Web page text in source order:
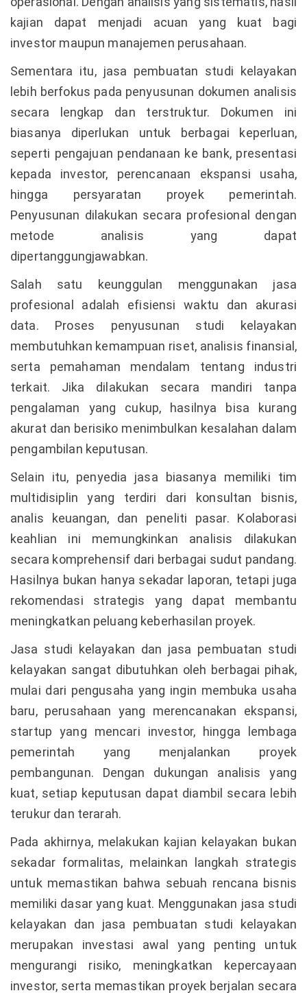
kajian dapat menjadi acuan yang kuat bagi
investor maupun manajemen perusahaan.
Sementara itu, jasa pembuatan studi kelayakan
lebih berfokus pada penyusunan dokumen analisis
secara lengkap dan terstruktur. Dokumen ini
biasanya diperlukan untuk berbagai keperluan,
seperti pengajuan pendanaan ke bank, presentasi
kepada investor, perencanaan ekspansi usaha,
hingga persyaratan proyek pemerintah.
Penyusunan dilakukan secara profesional dengan
metode analisis yang dapat
dipertanggungjawabkan.
Salah satu keunggulan menggunakan jasa
profesional adalah efisiensi waktu dan akurasi
data. Proses penyusunan studi kelayakan
membutuhkan kemampuan riset, analisis finansial,
serta pemahaman mendalam tentang industri
terkait. Jika dilakukan secara mandiri tanpa
pengalaman yang cukup, hasilnya bisa kurang
akurat dan berisiko menimbulkan kesalahan dalam
pengambilan keputusan.
Selain itu, penyedia jasa biasanya memiliki tim
multidisiplin yang terdiri dari konsultan bisnis,
analis keuangan, dan peneliti pasar. Kolaborasi
keahlian ini memungkinkan analisis dilakukan
secara komprehensif dari berbagai sudut pandang.
Hasilnya bukan hanya sekadar laporan, tetapi juga
rekomendasi strategis yang dapat membantu
meningkatkan peluang keberhasilan proyek.
Jasa studi kelayakan dan jasa pembuatan studi
kelayakan sangat dibutuhkan oleh berbagai pihak,
mulai dari pengusaha yang ingin membuka usaha
baru, perusahaan yang merencanakan ekspansi,
startup yang mencari investor, hingga lembaga
pemerintah yang menjalankan proyek
pembangunan. Dengan dukungan analisis yang
kuat, setiap keputusan dapat diambil secara lebih
terukur dan terarah.
Pada akhirnya, melakukan kajian kelayakan bukan
sekadar formalitas, melainkan langkah strategis
untuk memastikan bahwa sebuah rencana bisnis
memiliki dasar yang kuat. Menggunakan jasa studi
kelayakan dan jasa pembuatan studi kelayakan
merupakan investasi awal yang penting untuk
mengurangi risiko, meningkatkan kepercayaan
investor, serta memastikan proyek berjalan secara